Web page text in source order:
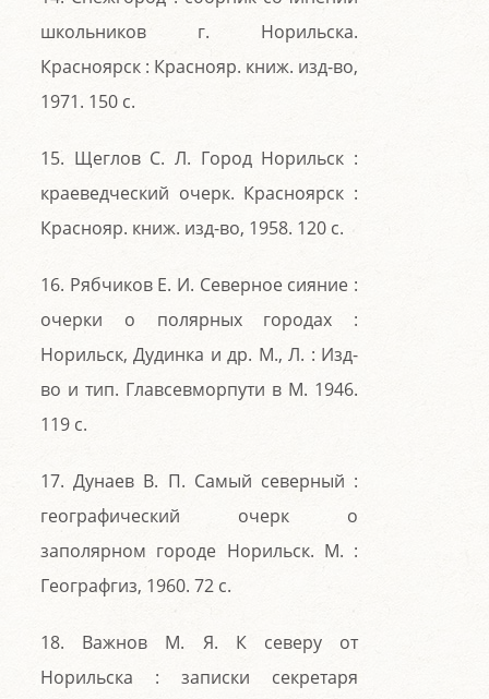
школьников г. Норильска.
Красноярск : Краснояр. книж. изд-во,
1971. 150 с.
15. Щеглов С. Л. Город Норильск :
краеведческий очерк. Красноярск :
Краснояр. книж. изд-во, 1958. 120 с.
16. Рябчиков Е. И. Северное сияние :
очерки о полярных городах :
Норильск, Дудинка и др. М., Л. : Изд-
во и тип. Главсевморпути в М. 1946.
119 с.
17. Дунаев В. П. Самый северный :
географический очерк о
заполярном городе Норильск. М. :
Географгиз, 1960. 72 с.
18. Важнов М. Я. К северу от
Норильска : записки секретаря